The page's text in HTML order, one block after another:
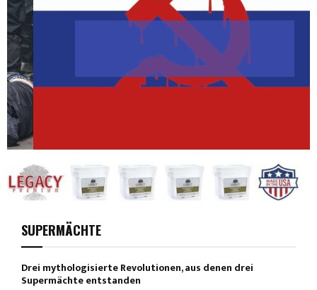
Influencer-Kampagnen, bezahlt von
Russland und muslimischen Regimen,
versuchen jetzt Trump...
SUPERMÄCHTE
Drei mythologisierte Revolutionen, aus denen drei
Supermächte entstanden